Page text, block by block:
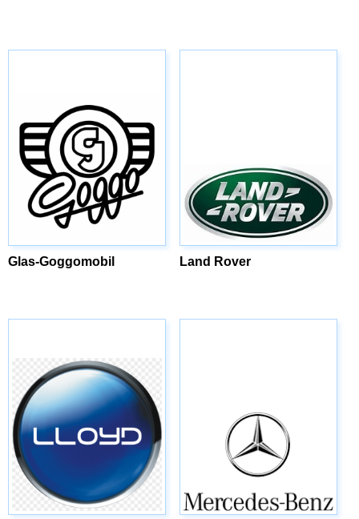
Glas-Goggomobil Land Rover